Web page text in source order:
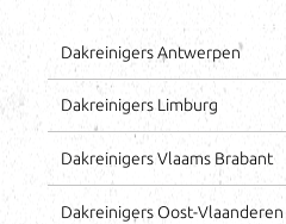
Dakreinigers Antwerpen
Dakreinigers Limburg
Dakreinigers Vlaams Brabant
Dakreinigers Oost-Vlaanderen